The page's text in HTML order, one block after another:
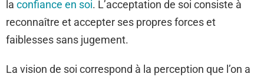
la confiance en soi. L’acceptation de soi consiste à
reconnaître et accepter ses propres forces et
faiblesses sans jugement.
La vision de soi correspond à la perception que l’on a